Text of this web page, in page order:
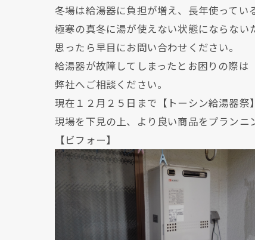
冬場は給湯器に負担が増え、長年使ってい
極寒の真冬に湯が使えない状態にならない
思ったら早目にお問い合わせください。
給湯器が故障してしまったとお困りの際は
弊社へご相談ください。
現在１２月２５日まで【トーシン給湯器祭
現場を下見の上、より良い商品をプランニ
【ビフォー】